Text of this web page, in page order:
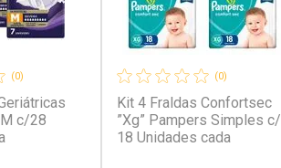
(0)
c/28
(0)
Kit 4 Fraldas Confortsec
”Xg” Pampers Simples c/
18 Unidades cada